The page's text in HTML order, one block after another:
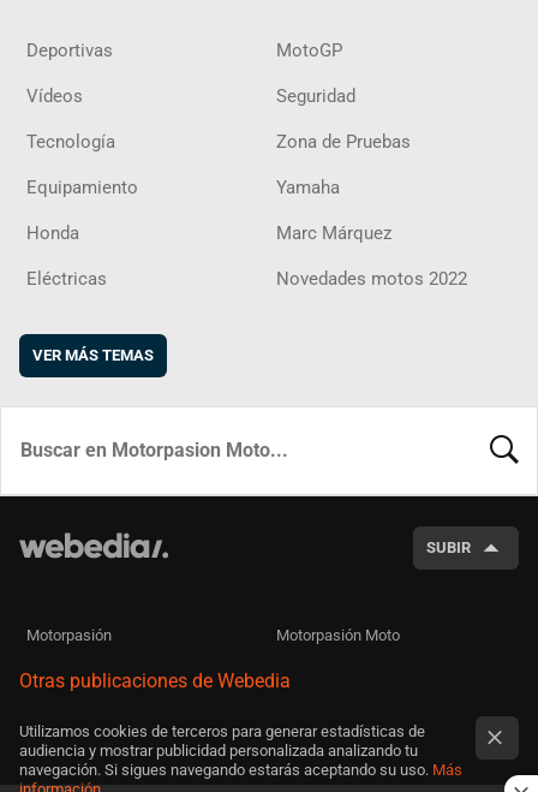
Deportivas MotoGP
Vídeos Seguridad
Tecnología Zona de Pruebas
Equipamiento Yamaha
Honda Marc Márquez
Eléctricas Novedades motos 2022
VER MÁS TEMAS
SUBIR
Motorpasión Motorpasión Moto
Otras publicaciones de Webedia
Utilizamos cookies de terceros para generar estadísticas de
audiencia y mostrar publicidad personalizada analizando tu
navegación. Si sigues navegando estarás aceptando su uso. Más